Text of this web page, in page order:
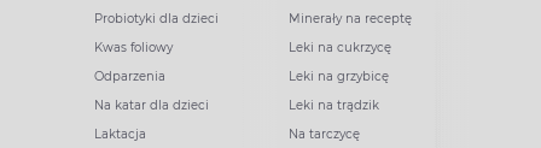
Probiotyki dla dzieci
Kwas foliowy
Odparzenia
Na katar dla dzieci
Laktacja
Minerały na receptę
Leki na cukrzycę
Leki na grzybicę
Leki na trądzik
Na tarczycę